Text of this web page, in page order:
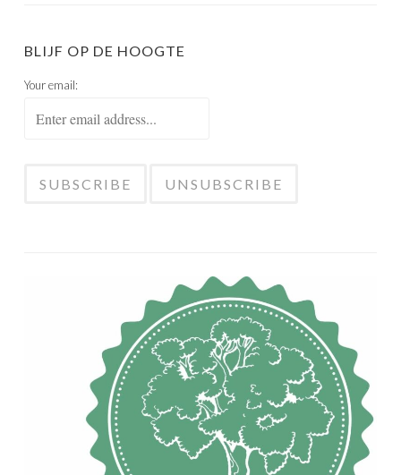
BLIJF OP DE HOOGTE
Your email: